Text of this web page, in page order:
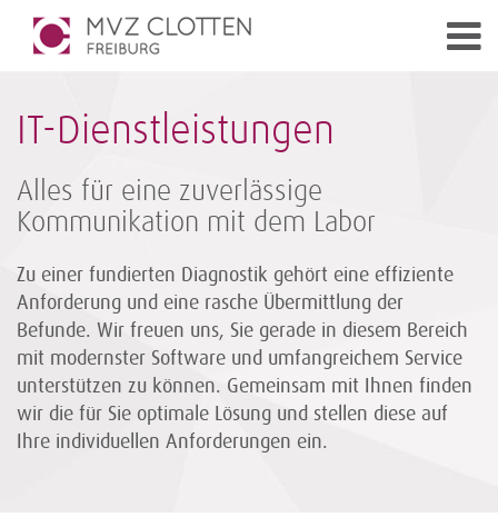
IT-Dienstleistungen
Alles für eine zuverlässige
Kommunikation mit dem Labor
Zu einer fundierten Diagnostik gehört eine effiziente
Anforderung und eine rasche Übermittlung der
Befunde. Wir freuen uns, Sie gerade in diesem Bereich
mit modernster Software und umfangreichem Service
unterstützen zu können. Gemeinsam mit Ihnen finden
wir die für Sie optimale Lösung und stellen diese auf
Ihre individuellen Anforderungen ein.